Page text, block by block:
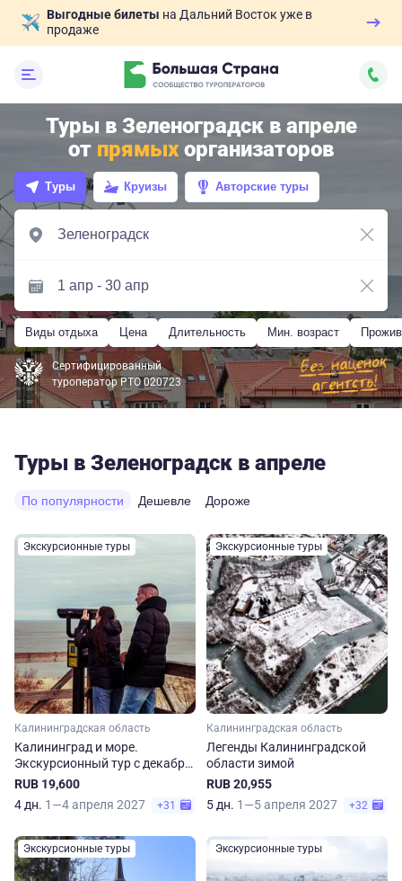
Выгодные билеты на Дальний Восток уже в
продаже
Туры в Зеленоградск в апреле
от прямых организаторов
Туры Круизы Авторские туры
Виды отдыха Цена Длительность Мин. возраст
Сертифицированный
туроператор РТО 020723
Туры в Зеленоградск в апреле
По популярности Дешевле Дороже
Экскурсионные туры
Калининградская область
Калининград и море.
Экскурсионный тур с декабря
по апрель
RUB 19,600
4 дн. 1—4 апреля 2027 +31
Экскурсионные туры
Калининградская область
Легенды Калининградской
области зимой
RUB 20,955
5 дн. 1—5 апреля 2027 +32
Экскурсионные туры Экскурсионные туры